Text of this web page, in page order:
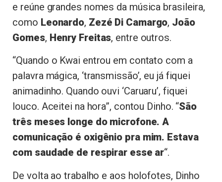
e reúne grandes nomes da música brasileira,
como Leonardo, Zezé Di Camargo, João
Gomes, Henry Freitas, entre outros.
“Quando o Kwai entrou em contato com a
palavra mágica, ‘transmissão’, eu já fiquei
animadinho. Quando ouvi ‘Caruaru’, fiquei
louco. Aceitei na hora”, contou Dinho. “São
três meses longe do microfone. A
comunicação é oxigênio pra mim. Estava
com saudade de respirar esse ar“.
De volta ao trabalho e aos holofotes, Dinho